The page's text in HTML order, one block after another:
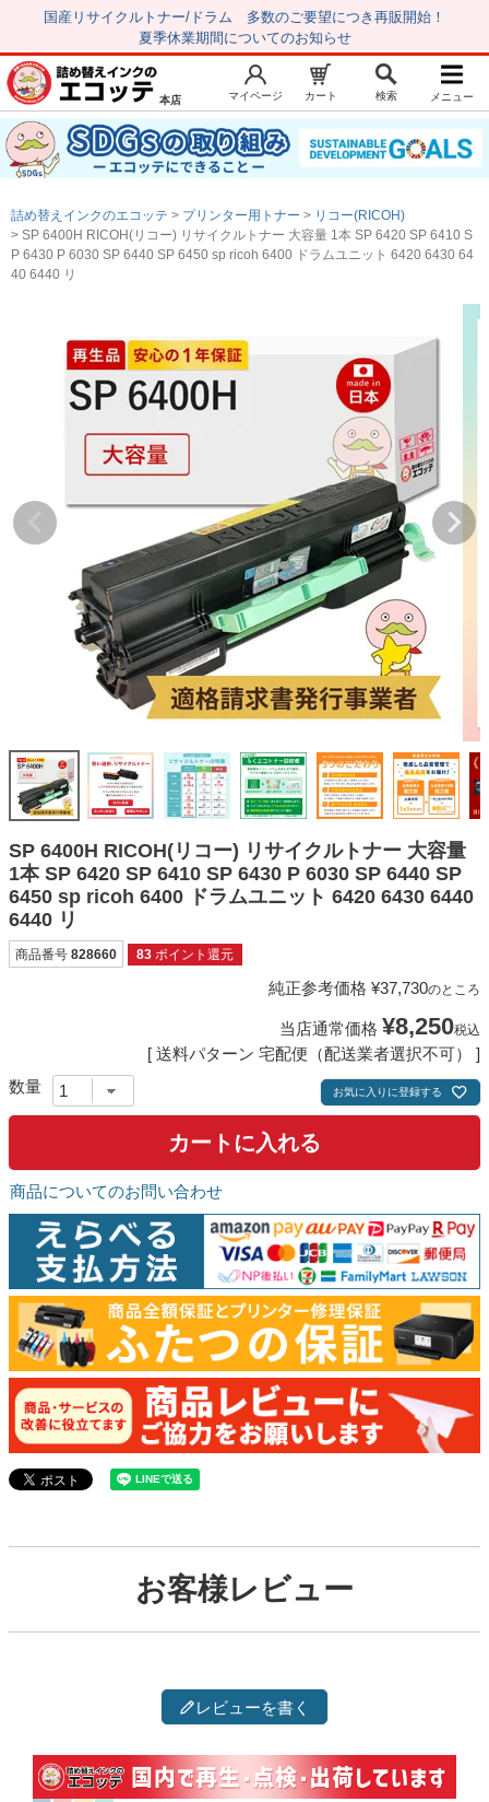
国産リサイクルトナー/ドラム 多数のご要望につき再販開始！
夏季休業期間についてのお知らせ
新規会員登録 マイページ
トップページ お気に入り
注文履歴 レビュー履歴
はじめての方へ
初心者用セット
キャノンインク
ブラザーインク
詰め替えインク
互換インクボトル
互換インクカートリッジ
再生インクカートリッジ
記事を探す
お客様の声
ご利用ガイド
よくある質問
お問い合わせ
会員専用商品
説明書ダウンロード
本店 マイページ カート 検索 メニュー
詰め替えインクのエコッテ プリンター用トナー
リコー(RICOH)
SP 6400H RICOH(リコー) リサイクルトナー 大容量 1本 SP 6420 SP 6410 S
P 6430 P 6030 SP 6440 SP 6450 sp ricoh 6400 ドラムユニット 6420 6430 64
40 6440 リ
SP 6400H RICOH(リコー) リサイクルトナー 大容量
1本 SP 6420 SP 6410 SP 6430 P 6030 SP 6440 SP
6450 sp ricoh 6400 ドラムユニット 6420 6430 6440
6440 リ
商品番号 828660 83 ポイント還元
純正参考価格 ¥37,730のところ
当店通常価格 ¥8,250税込
送料パターン 宅配便（配送業者選択不可）
お気に入りに登録する
カートに入れる
商品についてのお問い合わせ
お客様レビュー
レビューを書く